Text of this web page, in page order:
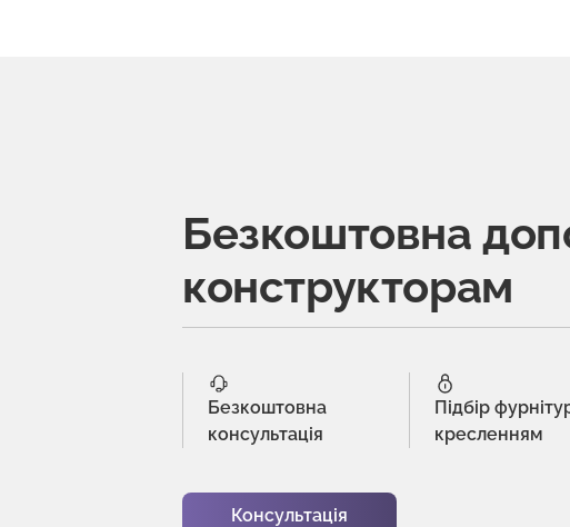
Безкоштовна
конструкторам
Безкоштовна
консультація
Підбір
кресленням
Консультація